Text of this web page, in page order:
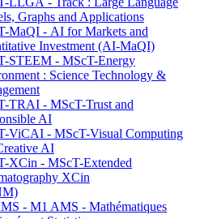
Graphs and Applications
MaQI - AI for Markets and
Investment (AI-MaQI)
STEEM - MScT-Energy
: Science Technology &
TRAI - MScT-Trust and
AI
ViCAI - MScT-Visual Computing
AI
XCin - MScT-Extended
XCin
- M1 AMS - Mathématiques